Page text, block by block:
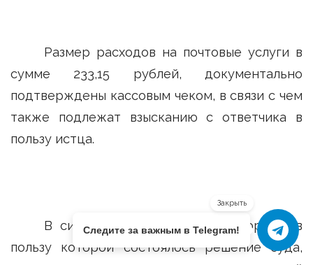
Размер расходов на почтовые услуги в
сумме 233,15 рублей, документально
подтверждены кассовым чеком, в связи с чем
также подлежат взысканию с ответчика в
пользу истца.
В силу ч. 1 ст. 98 ГПК РФ стороне, в
пользу которой состоялось решение суда,
Закрыть
Следите за важным в Telegram!